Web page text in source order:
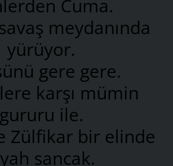
Cuma.
meydanında
yürüyor.
gere gere.
karşı mümin
gururu ile.
Zülfikar bir elinde
sancak.